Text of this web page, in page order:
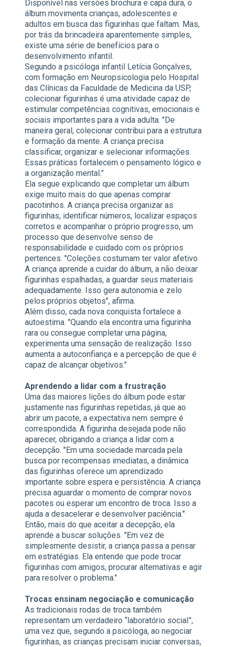
Disponível nas versões brochura e capa dura, o
álbum movimenta crianças, adolescentes e
adultos em busca das figurinhas que faltam. Mas,
por trás da brincadeira aparentemente simples,
existe uma série de benefícios para o
desenvolvimento infantil.
Segundo a psicóloga infantil Letícia Gonçalves,
com formação em Neuropsicologia pelo Hospital
das Clínicas da Faculdade de Medicina da USP,
colecionar figurinhas é uma atividade capaz de
estimular competências cognitivas, emocionais e
sociais importantes para a vida adulta. "De
maneira geral, colecionar contribui para a estrutura
e formação da mente. A criança precisa
classificar, organizar e selecionar informações.
Essas práticas fortalecem o pensamento lógico e
a organização mental.”
Ela segue explicando que completar um álbum
exige muito mais do que apenas comprar
pacotinhos. A criança precisa organizar as
figurinhas, identificar números, localizar espaços
corretos e acompanhar o próprio progresso, um
processo que desenvolve senso de
responsabilidade e cuidado com os próprios
pertences. "Coleções costumam ter valor afetivo.
A criança aprende a cuidar do álbum, a não deixar
figurinhas espalhadas, a guardar seus materiais
adequadamente. Isso gera autonomia e zelo
pelos próprios objetos", afirma.
Além disso, cada nova conquista fortalece a
autoestima. "Quando ela encontra uma figurinha
rara ou consegue completar uma página,
experimenta uma sensação de realização. Isso
aumenta a autoconfiança e a percepção de que é
capaz de alcançar objetivos."
Aprendendo a lidar com a frustração
Uma das maiores lições do álbum pode estar
justamente nas figurinhas repetidas, já que ao
abrir um pacote, a expectativa nem sempre é
correspondida. A figurinha desejada pode não
aparecer, obrigando a criança a lidar com a
decepção. "Em uma sociedade marcada pela
busca por recompensas imediatas, a dinâmica
das figurinhas oferece um aprendizado
importante sobre espera e persistência. A criança
precisa aguardar o momento de comprar novos
pacotes ou esperar um encontro de troca. Isso a
ajuda a desacelerar e desenvolver paciência."
Então, mais do que aceitar a decepção, ela
aprende a buscar soluções. "Em vez de
simplesmente desistir, a criança passa a pensar
em estratégias. Ela entende que pode trocar
figurinhas com amigos, procurar alternativas e agir
para resolver o problema."
Trocas ensinam negociação e comunicação
As tradicionais rodas de troca também
representam um verdadeiro “laboratório social”,
uma vez que, segundo a psicóloga, ao negociar
figurinhas, as crianças precisam iniciar conversas,